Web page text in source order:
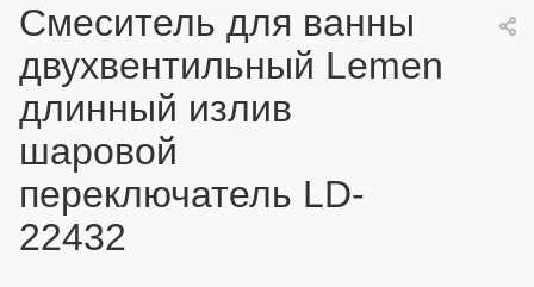
Смеситель для ванны
двухвентильный Lemen
длинный излив
шаровой
переключатель LD-
22432